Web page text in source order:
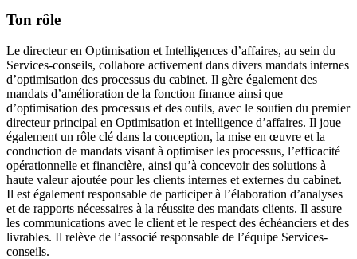
Ton rôle
Le directeur en Optimisation et Intelligences d’affaires, au sein du
Services-conseils, collabore activement dans divers mandats internes
d’optimisation des processus du cabinet. Il gère également des
mandats d’amélioration de la fonction finance ainsi que
d’optimisation des processus et des outils, avec le soutien du premier
directeur principal en Optimisation et intelligence d’affaires. Il joue
également un rôle clé dans la conception, la mise en œuvre et la
conduction de mandats visant à optimiser les processus, l’efficacité
opérationnelle et financière, ainsi qu’à concevoir des solutions à
haute valeur ajoutée pour les clients internes et externes du cabinet.
Il est également responsable de participer à l’élaboration d’analyses
et de rapports nécessaires à la réussite des mandats clients. Il assure
les communications avec le client et le respect des échéanciers et des
livrables. Il relève de l’associé responsable de l’équipe Services-
conseils.